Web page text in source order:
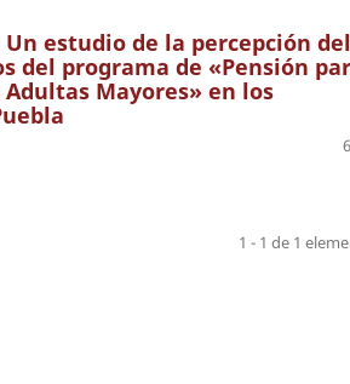
estudio de la percepción del
del programa de «Pensión
Mayores» en los
1 - 1 de 1